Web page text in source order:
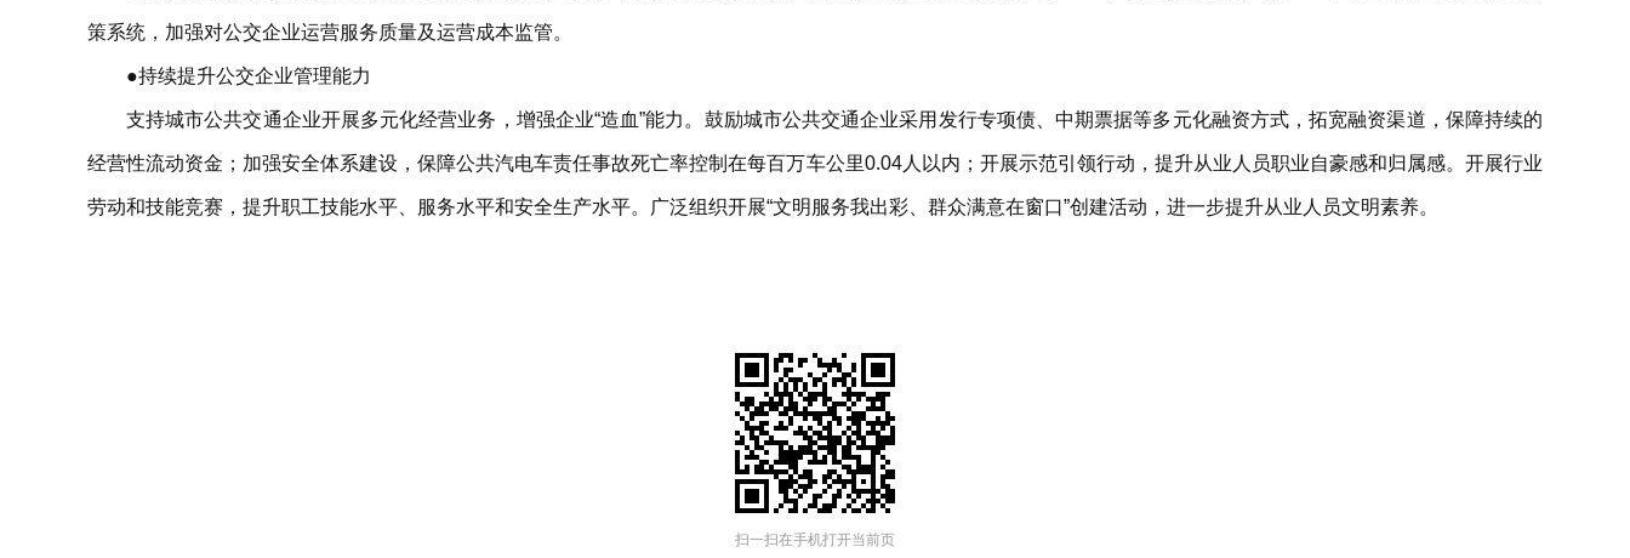
策系统，加强对公交企业运营服务质量及运营成本监管。
●持续提升公交企业管理能力
支持城市公共交通企业开展多元化经营业务，增强企业“造血”能力。鼓励城市公共交通企业采用发行专项债、中期票据等多元化融资方式，拓宽融资渠道，保障持续的
经营性流动资金；加强安全体系建设，保障公共汽电车责任事故死亡率控制在每百万车公里0.04人以内；开展示范引领行动，提升从业人员职业自豪感和归属感。开展行业
劳动和技能竞赛，提升职工技能水平、服务水平和安全生产水平。广泛组织开展“文明服务我出彩、群众满意在窗口”创建活动，进一步提升从业人员文明素养。
扫一扫在手机打开当前页